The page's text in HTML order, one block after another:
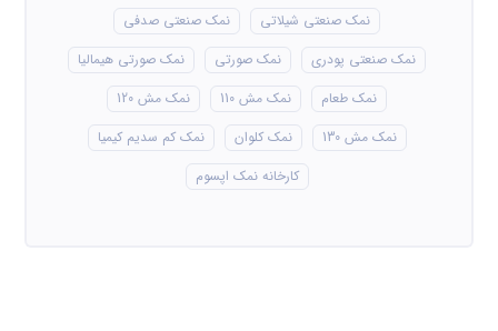
نمک صنعتی شیلاتی
نمک صنعتی صدفی
نمک صنعتی پودری
نمک صورتی
نمک صورتی هیمالیا
نمک طعام
نمک مش 110
نمک مش 120
نمک مش 130
نمک کلوان
نمک کم سدیم کیمیا
کارخانه نمک اپسوم